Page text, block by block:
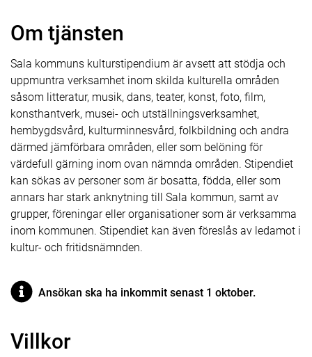
Om tjänsten
Sala kommuns kulturstipendium är avsett att stödja och
uppmuntra verksamhet inom skilda kulturella områden
såsom litteratur, musik, dans, teater, konst, foto, film,
konsthantverk, musei- och utställningsverksamhet,
hembygdsvård, kulturminnesvård, folkbildning och andra
därmed jämförbara områden, eller som belöning för
värdefull gärning inom ovan nämnda områden. Stipendiet
kan sökas av personer som är bosatta, födda, eller som
annars har stark anknytning till Sala kommun, samt av
grupper, föreningar eller organisationer som är verksamma
inom kommunen. Stipendiet kan även föreslås av ledamot i
kultur- och fritidsnämnden.
Ansökan ska ha inkommit senast 1 oktober.
Villkor